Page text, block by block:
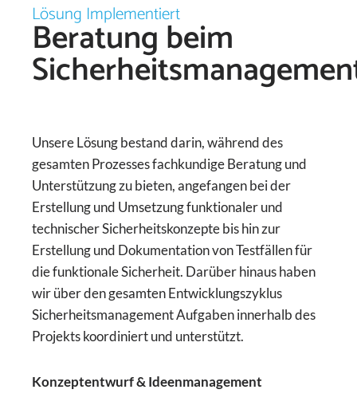
Lösung Implementiert
Beratung beim
Unsere Lösung bestand darin, während des
gesamten Prozesses fachkundige Beratung und
Unterstützung zu bieten, angefangen bei der
Erstellung und Umsetzung funktionaler und
technischer Sicherheitskonzepte bis hin zur
Erstellung und Dokumentation von Testfällen für
die funktionale Sicherheit. Darüber hinaus haben
wir über den gesamten Entwicklungszyklus
Sicherheitsmanagement Aufgaben innerhalb des
Projekts koordiniert und unterstützt.
Konzeptentwurf & Ideenmanagement